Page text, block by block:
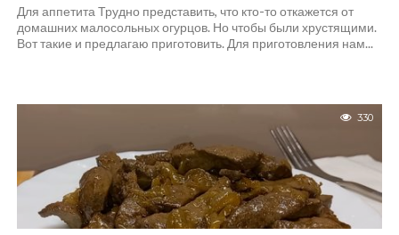
Для аппетита Трудно представить, что кто-то откажется от
домашних малосольных огурцов. Но чтобы были хрустящими.
Вот такие и предлагаю приготовить. Для приготовления нам...
330